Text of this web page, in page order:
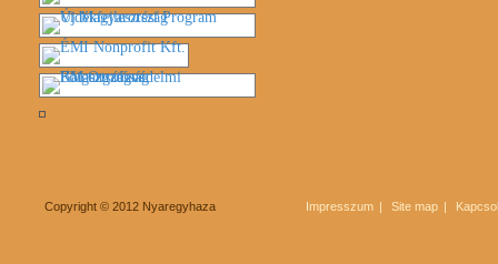
Copyright © 2012 Nyaregyhaza Impresszum Site map